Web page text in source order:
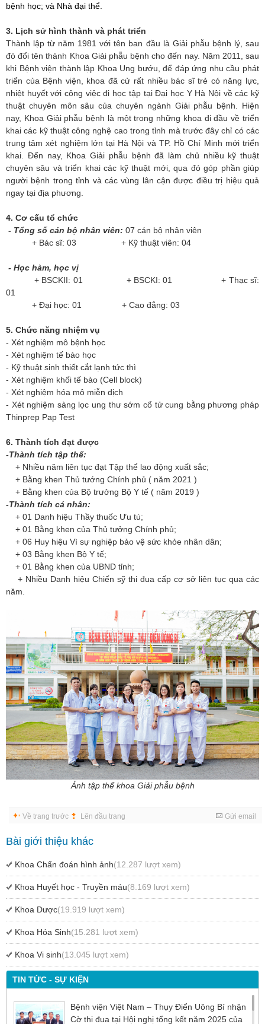
TIN TỨC - SỰ KIỆN
Bệnh viện Việt Nam – Thụy Điển Uông Bí nhận
Cờ thi đua tại Hội nghị tổng kết năm 2025 của
bệnh học; và Nhà đại thể.
3. Lịch sử hình thành và phát triển
Thành lập từ năm 1981 với tên ban đầu là Giải phẫu bệnh lý, sau
đó đổi tên thành Khoa Giải phẫu bệnh cho đến nay. Năm 2011, sau
khi Bệnh viện thành lập Khoa Ung bướu, để đáp ứng nhu cầu phát
triển của Bệnh viện, khoa đã cử rất nhiều bác sĩ trẻ có năng lực,
nhiệt huyết với công việc đi học tập tại Đại học Y Hà Nội về các kỹ
thuật chuyên môn sâu của chuyên ngành Giải phẫu bệnh. Hiện
nay, Khoa Giải phẫu bệnh là một trong những khoa đi đầu về triển
khai các kỹ thuật công nghệ cao trong tỉnh mà trước đây chỉ có các
trung tâm xét nghiệm lớn tại Hà Nội và TP. Hồ Chí Minh mới triển
khai. Đến nay, Khoa Giải phẫu bệnh đã làm chủ nhiều kỹ thuật
chuyên sâu và triển khai các kỹ thuật mới, qua đó góp phần giúp
người bệnh trong tỉnh và các vùng lân cận được điều trị hiệu quả
ngay tại địa phương.
4. Cơ cấu tổ chức
- Tổng số cán bộ nhân viên: 07 cán bộ nhân viên
+ Bác sĩ: 03 + Kỹ thuật viên: 04
- Học hàm, học vị
+ BSCKII: 01 + BSCKI: 01 + Thạc sĩ:
01
+ Đại học: 01 + Cao đẳng: 03
5. Chức năng nhiệm vụ
- Xét nghiệm mô bệnh học
- Xét nghiệm tế bào học
- Kỹ thuật sinh thiết cắt lạnh tức thì
- Xét nghiệm khối tế bào (Cell block)
- Xét nghiệm hóa mô miễn dịch
- Xét nghiệm sàng lọc ung thư sớm cổ tử cung bằng phương pháp
Thinprep Pap Test
6. Thành tích đạt được
-Thành tích tập thể:
+ Nhiều năm liên tục đạt Tập thể lao động xuất sắc;
+ Bằng khen Thủ tướng Chính phủ ( năm 2021 )
+ Bằng khen của Bộ trưởng Bộ Y tế ( năm 2019 )
-Thành tích cá nhân:
+ 01 Danh hiệu Thầy thuốc Ưu tú;
+ 01 Bằng khen của Thủ tưởng Chính phủ;
+ 06 Huy hiệu Vì sự nghiệp bảo vệ sức khỏe nhân dân;
+ 03 Bằng khen Bộ Y tế;
+ 01 Bằng khen của UBND tỉnh;
+ Nhiều Danh hiệu Chiến sỹ thi đua cấp cơ sở liên tục qua các
năm.
Ảnh tập thể khoa Giải phẫu bệnh
Về trang trước Lên đầu trang Gửi email
Bài giới thiệu khác
Khoa Chẩn đoán hình ảnh(12.287 lượt xem)
Khoa Huyết học - Truyền máu(8.169 lượt xem)
Khoa Dược(19.919 lượt xem)
Khoa Hóa Sinh(15.281 lượt xem)
Khoa Vi sinh(13.045 lượt xem)